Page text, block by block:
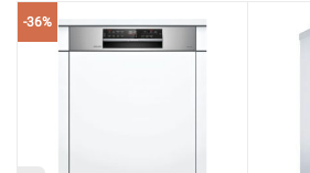
Điều khiển từ xa với ứng
dụng Home Connect
-36%